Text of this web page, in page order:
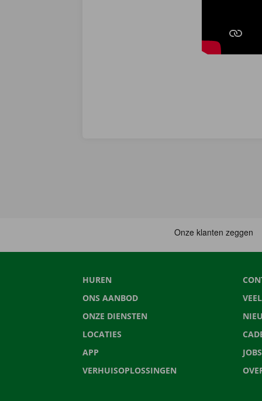
HUREN
ONS AANBOD
ONZE DIENSTEN
LOCATIES
APP
VERHUISOPLOSSINGEN
JOBS